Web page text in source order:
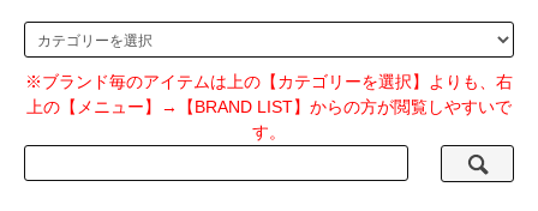
※ブランド毎のアイテムは上の【カテゴリーを選択】よりも、右
上の【メニュー】→【BRAND LIST】からの方が閲覧しやすいで
す。